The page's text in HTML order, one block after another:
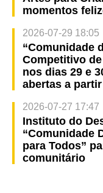
momentos
2026-07-29 18:05
“Comunidade
Competitivo de
nos dias 29 e
abertas a
2026-07-27 17:47
Instituto do
“Comunidade
para Todos”
comunitário